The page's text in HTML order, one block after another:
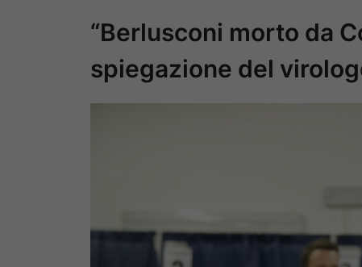
“Berlusconi morto da
spiegazione del